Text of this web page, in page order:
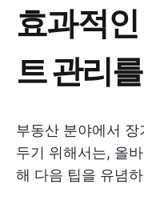
효과적
트 관리
부동산 분야에서
두기 위해서는, 올
해 다음 팁을 유념